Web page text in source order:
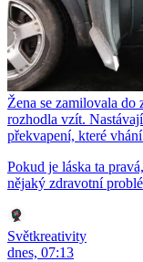
Žena se zamilovala do
rozhodla vzít.
překvapení, které
Pokud je láska ta
nějaký zdravotní
Světkreativity
dnes, 07:13